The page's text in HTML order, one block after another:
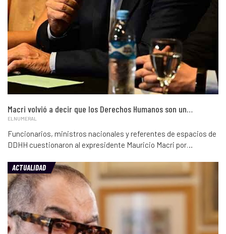
Macri volvió a decir que los Derechos Humanos son un…
ELNUMERAL
Funcionarios, ministros nacionales y referentes de espacios de
DDHH cuestionaron al expresidente Mauricio Macri por…
ACTUALIDAD